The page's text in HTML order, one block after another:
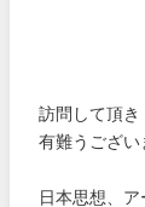
訪問して頂き
有難うござい
日本思想、ア